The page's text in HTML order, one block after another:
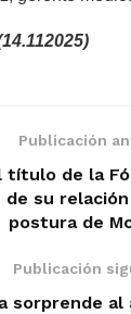
Publicación
título de la
su
postura de
Publicación
sorprende